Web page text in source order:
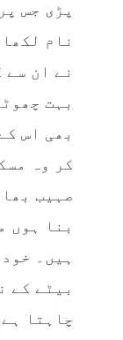
پڑی جس
نام
نے ان سے
بہت
بھی اس
کر وہ
صہیب
بنا ہوں
ہیں۔
بیٹے کے
چاہتا